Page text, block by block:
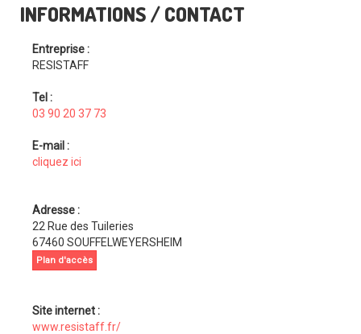
INFORMATIONS / CONTACT
Entreprise :
RESISTAFF
Tel :
03 90 20 37 73
E-mail :
cliquez ici
Adresse :
22 Rue des Tuileries
67460 SOUFFELWEYERSHEIM
Plan d'accès
Site internet :
www.resistaff.fr/